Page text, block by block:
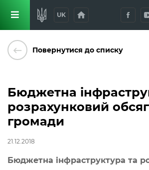
UK home
keyboard_backspace Повернутися до списку
Бюджетна
розрахунковий
громади
21.12.2018
Бюджетна інфраструктура та